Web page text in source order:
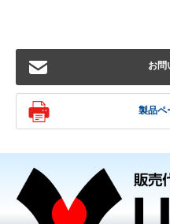
お問
製品ペ